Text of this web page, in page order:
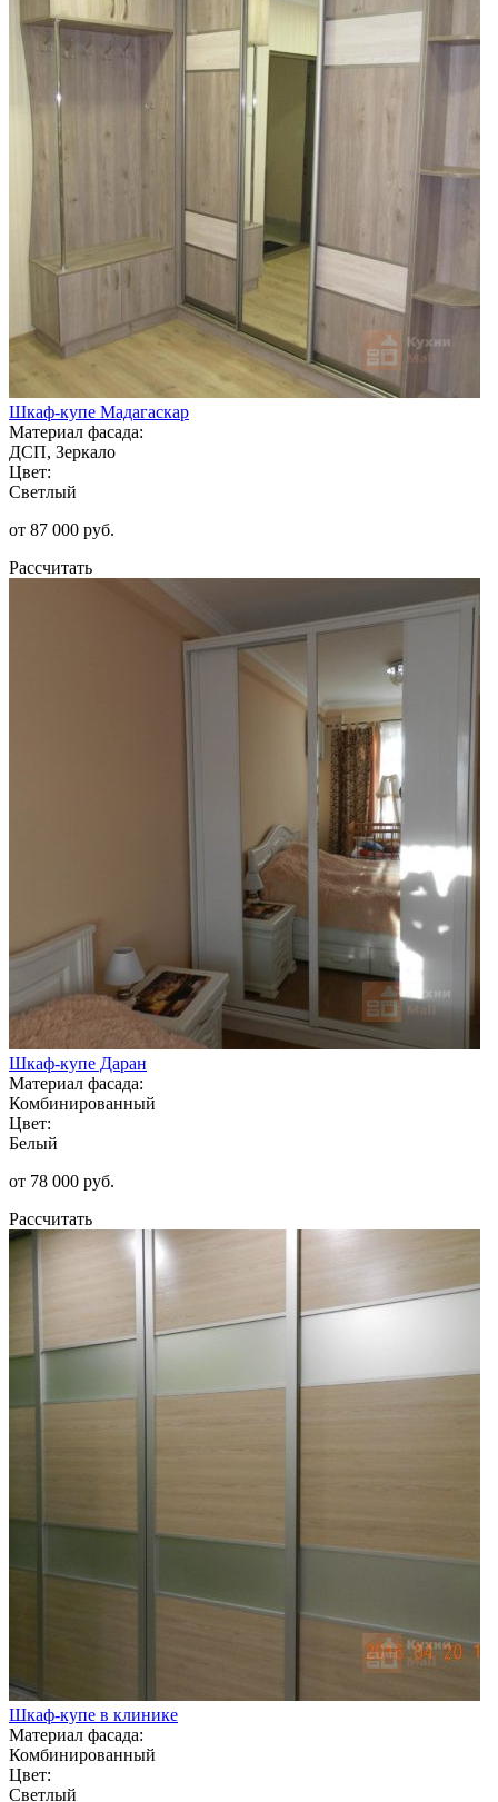
Шкаф-купе Мадагаскар
Материал фасада:
ДСП, Зеркало
Цвет:
Светлый
от 87 000 руб.
Рассчитать
Шкаф-купе Даран
Материал фасада:
Комбинированный
Цвет:
Белый
от 78 000 руб.
Рассчитать
Шкаф-купе в клинике
Материал фасада:
Комбинированный
Цвет:
Светлый